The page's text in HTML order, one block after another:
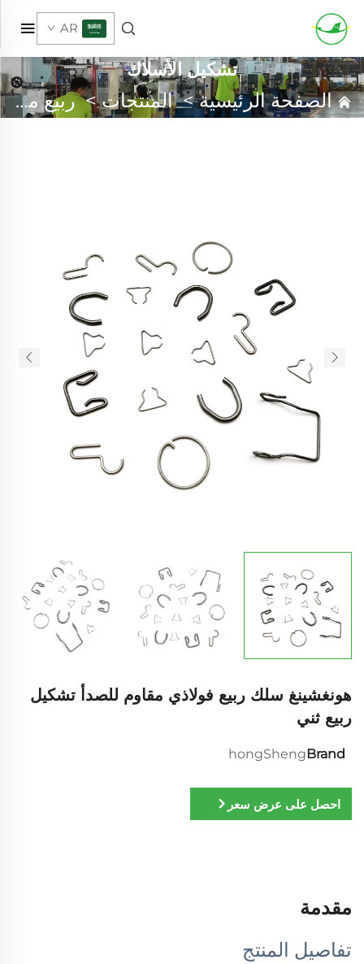
AR
تشكيل الأسلاك
الصفحة الرئيسية>المنتجات>ربيع مخصص
هونغشينغ سلك ربيع فولاذي مقاوم للصدأ تشكيل
ربيع ثني
Brand
hongSheng
احصل على عرض سعر
مقدمة
تفاصيل المنتج